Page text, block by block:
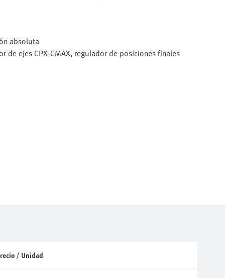
absoluta
ejes CPX-CMAX, regulador de posiciones finales
/ Unidad